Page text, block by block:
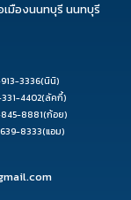
เมืองนนทบุรี นนทบุรี
3336(นินิ)
4402(ลัคกี้)
8881(ก้อย)
8333(แอม)